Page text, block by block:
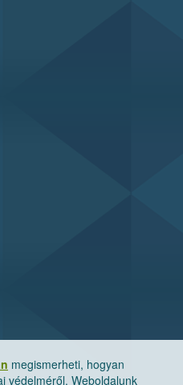
megismerheti, hogyan
védelméről. Weboldalunk